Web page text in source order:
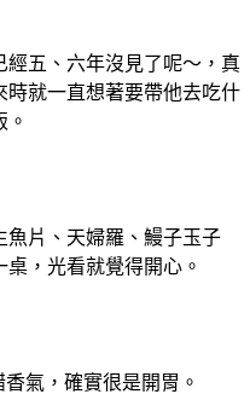
五、六年沒見了呢～，真
時就一直想著要帶他去吃什
魚片、天婦羅、鰻子玉子
，光看就覺得開心。
氣，確實很是開胃。